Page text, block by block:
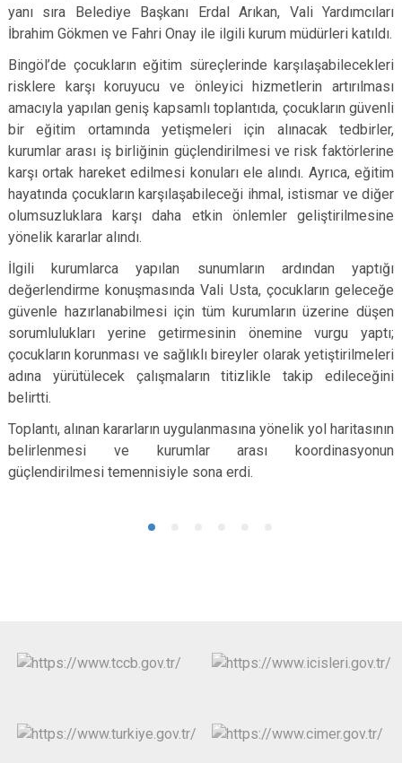
yanı sıra Belediye Başkanı Erdal Arıkan, Vali Yardımcıları
İbrahim Gökmen ve Fahri Onay ile ilgili kurum müdürleri katıldı.
Bingöl’de çocukların eğitim süreçlerinde karşılaşabilecekleri
risklere karşı koruyucu ve önleyici hizmetlerin artırılması
amacıyla yapılan geniş kapsamlı toplantıda, çocukların güvenli
bir eğitim ortamında yetişmeleri için alınacak tedbirler,
kurumlar arası iş birliğinin güçlendirilmesi ve risk faktörlerine
karşı ortak hareket edilmesi konuları ele alındı. Ayrıca, eğitim
hayatında çocukların karşılaşabileceği ihmal, istismar ve diğer
olumsuzluklara karşı daha etkin önlemler geliştirilmesine
yönelik kararlar alındı.
İlgili kurumlarca yapılan sunumların ardından yaptığı
değerlendirme konuşmasında Vali Usta, çocukların geleceğe
güvenle hazırlanabilmesi için tüm kurumların üzerine düşen
sorumlulukları yerine getirmesinin önemine vurgu yaptı;
çocukların korunması ve sağlıklı bireyler olarak yetiştirilmeleri
adına yürütülecek çalışmaların titizlikle takip edileceğini
belirtti.
Toplantı, alınan kararların uygulanmasına yönelik yol haritasının
belirlenmesi ve kurumlar arası koordinasyonun
güçlendirilmesi temennisiyle sona erdi.